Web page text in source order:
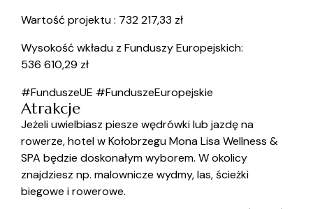
Wartość projektu : 732 217,33 zł
Wysokość wkładu z Funduszy Europejskich:
536 610,29 zł
#FunduszeUE #FunduszeEuropejskie
Atrakcje
Jeżeli uwielbiasz piesze wędrówki lub jazdę na
rowerze, hotel w Kołobrzegu Mona Lisa Wellness &
SPA będzie doskonałym wyborem. W okolicy
znajdziesz np. malownicze wydmy, las, ścieżki
biegowe i rowerowe.